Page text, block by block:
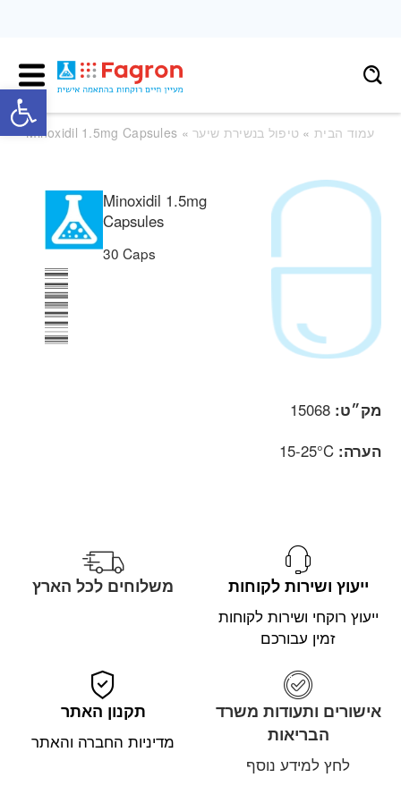
עמוד הבית» טיפול בנשירת שיער» Minoxidil 1.5mg Capsules
Minoxidil 1.5mg
Capsules
30 Caps
מק״ט:15068
הערה:15-25°C
ייעוץ ושירות לקוחות
ייעוץ רוקחי ושירות לקוחות
זמין עבורכם
משלוחים לכל הארץ
אישורים ותעודות משרד
הבריאות
לחץ למידע נוסף
תקנון האתר
מדיניות החברה והאתר